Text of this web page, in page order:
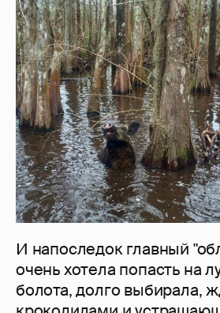
И напоследок главный
очень хотела попасть на
болота, долго выбирала,